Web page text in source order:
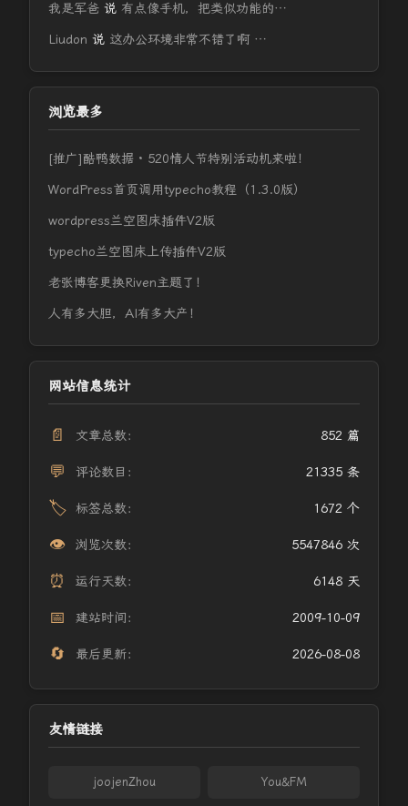
我是军爸 说 有点像手机，把类似功能的…
Liudon 说 这办公环境非常不错了啊 …
浏览最多
[推广]酷鸭数据 · 520情人节特别活动机来啦！
WordPress首页调用typecho教程（1.3.0版）
wordpress兰空图床插件V2版
typecho兰空图床上传插件V2版
老张博客更换Riven主题了！
人有多大胆，AI有多大产！
网站信息统计
📄 文章总数： 852 篇
💬 评论数目： 21335 条
🏷️ 标签总数： 1672 个
👁️ 浏览次数： 5547846 次
⏰ 运行天数： 6148 天
📅 建站时间： 2009-10-09
🔄 最后更新： 2026-08-08
友情链接
joojenZhou You&FM